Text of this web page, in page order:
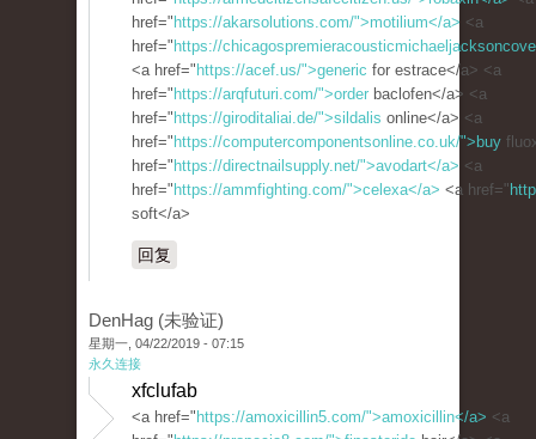
href=" https://akarsolutions.com/">motilium</a> <a
href=" https://
<a href=" https://acef.us/">generic for estrace</a> <a
href=" https://arqfuturi.com/">order baclofen</a> <a
href=" https://giroditaliai.de/">sildalis online</a> <a
href=" https://computercomponentsonline.co.uk/">buy
href=" https://directnailsupply.net/">avodart</a> <a
href=" https://ammfighting.com/">celexa</a> <a href="
soft</a>
回复
DenHag (未验证)
星期一, 04/22/2019 - 07:15
永久连接
xfclufab
<a href=" https://amoxicillin5.com/">amoxicillin</a> <a